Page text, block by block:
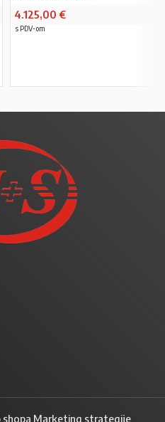
4.125,00 €
s PDV-om
shopa Marketing strategije